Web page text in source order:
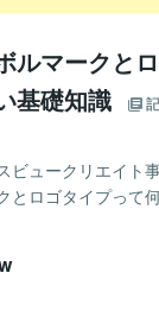
ルマークと
基礎知識
ビュークリエイト
とロゴタイプって